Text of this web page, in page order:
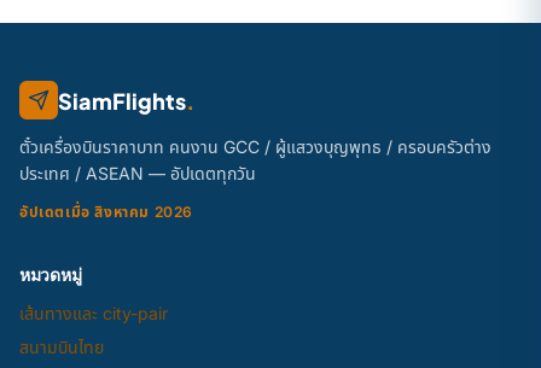
SiamFlights.
ตั๋วเครื่องบินราคาบาท คนงาน GCC / ผู้แสวงบุญพุทธ / ครอบครัวต่าง
ประเทศ / ASEAN — อัปเดตทุกวัน
อัปเดตเมื่อ สิงหาคม 2026
หมวดหมู่
เส้นทางและ city-pair
สนามบินไทย